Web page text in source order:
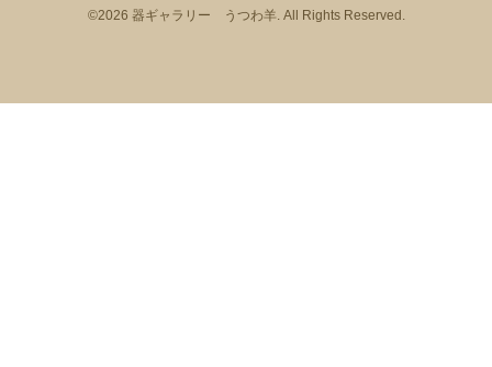
©2026 器ギャラリー うつわ羊. All Rights Reserved.